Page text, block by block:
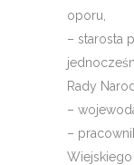
oporu,
– starosta
Rady
–
–
Wiejskiego